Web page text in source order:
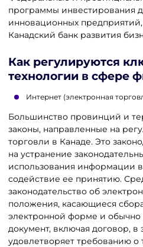
программы инвестирования
инновационных
Канадский банк развития
Как регулируются
технологии в сфере
Интернет (электронная
Большинство провинций и
законы, направленные на
торговли в Канаде. Это
на устранение
использования информации
содействие ее принятию.
законодательство об
положения, касающиеся
электронной форме и обычно
документ, включая договор,
удовлетворяет требованию о